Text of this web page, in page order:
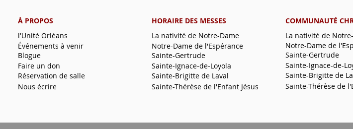
À PROPOS
l'Unité Orléans
Blogue
Événements à venir
Faire un don
Réservation de salle
Nous écrire
HORAIRE DES MESSES
La nativité de Notre-Dame
Sainte-Gertrude
Notre-Dame de l'Espérance
Sainte-Ignace-de-Loyola
Sainte-Brigitte de Laval
Sainte-Thérèse de l'Enfant Jésus
COMMUNAUTÉ
La nativité de
Sainte-Gertrude
Notre-Dame de
Sainte-Ignace-de-
Sainte-Brigitte de
Sainte-Thérèse de